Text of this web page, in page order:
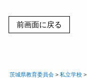
茨城県教育委員会> 私立学校>